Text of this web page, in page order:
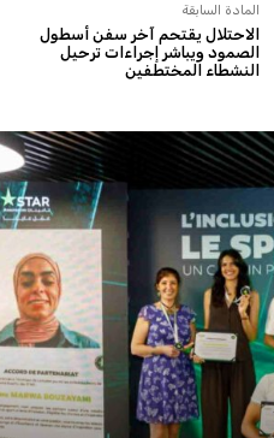
المادة السابقة
الاحتلال يقتحم آخر سفن أسطول
الصمود ويباشر إجراءات ترحيل
النشطاء المختطفين